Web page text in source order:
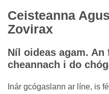
Ceisteanna
Zovirax
Níl oideas agam.
cheannach i do
Inár gcógaslann ar líne, is